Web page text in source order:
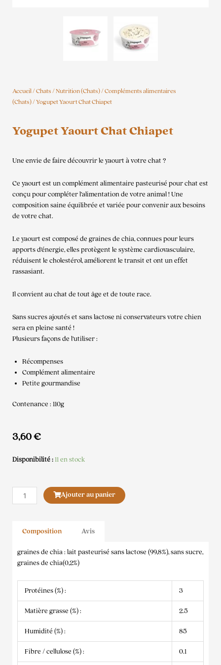
Accueil/Chats/Nutrition (Chats)/Compléments alimentaires
(Chats)/ Yogupet Yaourt Chat Chiapet
Yogupet Yaourt Chat Chiapet
Une envie de faire découvrir le yaourt à votre chat ?
Ce yaourt est un complément alimentaire pasteurisé pour chat est
conçu pour compléter l’alimentation de votre animal ! Une
composition saine équilibrée et variée pour convenir aux besoins
de votre chat.
Le yaourt est composé de graines de chia, connues pour leurs
apports d’énergie, elles protègent le système cardiovasculaire,
réduisent le cholestérol, améliorent le transit et ont un effet
rassasiant.
Il convient au chat de tout âge et de toute race.
Sans sucres ajoutés et sans lactose ni conservateurs votre chien
sera en pleine santé !
Plusieurs façons de l’utiliser :
Récompenses
Complément alimentaire
Petite gourmandise
Contenance : 110g
3,60€
Disponibilité :11 en stock
quantité
de
Chat
Ajouter au panier
Composition Avis
graines de chia : lait pasteurisé sans lactose (99,8%), sans sucre,
graines de chia(0,2%)
Protéines (%) : 3
Matière grasse (%) : 2.5
Humidité (%) : 85
Fibre / cellulose (%) : 0.1